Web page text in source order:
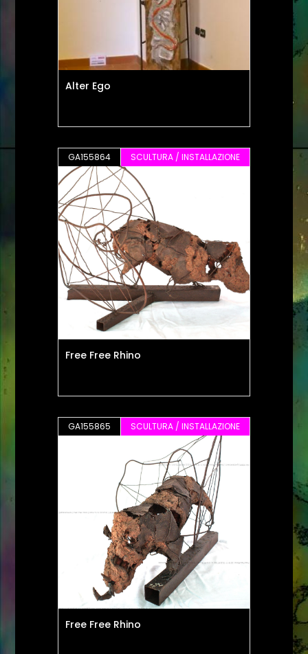
Alter Ego
GA155864 SCULTURA / INSTALLAZIONE
Free Free Rhino
GA155865 SCULTURA / INSTALLAZIONE
Free Free Rhino